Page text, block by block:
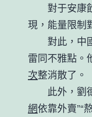
對于安康
現，能量限制
對此，中
雷同不雅點。
次整消散了。
此外，劉
網依靠外賣”“